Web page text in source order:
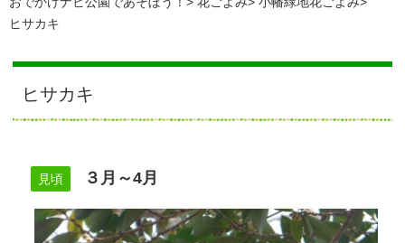
ヒサカキ
ヒサカキ
見頃 ３月～4月